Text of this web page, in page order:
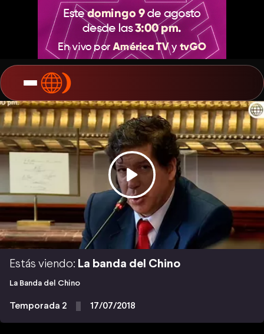
Estás viendo: La banda del Chino
La Banda del Chino
Temporada 2 17/07/2018